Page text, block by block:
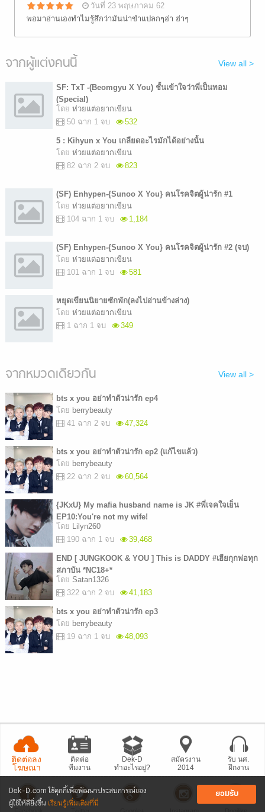
Dek-D.com ใช้คุกกี้เพื่อพัฒนาประสบการณ์ของ
ผู้ใช้ให้ดียิ่งขึ้น เรียนรู้เพิ่มเติมที่นี่
ยอมรับ
วันที่ 23 พฤษภาคม 62
พอมาอ่านเองทำไมรู้สึกว่ามันน่าขำแปลกๆอ่า ฮ่าๆ
จากผู้แต่งคนนี้ View all >
SF: TxT -(Beomgyu X You) ชั้นเข้าใจว่าพี่เป็นทอม
(Special)
โดย ห่วยแต่อยากเขียน
50 ฉาก 1 จบ
532
5 : Kihyun x You เกลียดอะไรมักได้อย่างนั้น
โดย ห่วยแต่อยากเขียน
82 ฉาก 2 จบ
823
(SF) Enhypen-{Sunoo X You} คนโรคจิตผู้น่ารัก #1
โดย ห่วยแต่อยากเขียน
104 ฉาก 1 จบ
1,184
(SF) Enhypen-{Sunoo X You} คนโรคจิตผู้น่ารัก #2 (จบ)
โดย ห่วยแต่อยากเขียน
101 ฉาก 1 จบ
581
หยุดเขียนนิยายซักพัก(ลงไปอ่านข้างล่าง)
โดย ห่วยแต่อยากเขียน
1 ฉาก 1 จบ
349
จากหมวดเดียวกัน View all >
bts x you อย่าทำตัวน่ารัก ep4
โดย berrybeauty
41 ฉาก 2 จบ
47,324
bts x you อย่าทำตัวน่ารัก ep2 (แก้ไขแล้ว)
โดย berrybeauty
22 ฉาก 2 จบ
60,564
{JKxU} My mafia husband name is JK #พี่เจคใจเย็น
EP10:You're not my wife!
โดย
Lilyn260
190 ฉาก 1 จบ
39,468
END [ JUNGKOOK & YOU ] This is DADDY #เฮียกุกพ่อทุก
สภาบัน *NC18+*
โดย Satan1326
322 ฉาก 2 จบ
41,183
bts x you อย่าทำตัวน่ารัก ep3
โดย berrybeauty
19 ฉาก 1 จบ
48,093
ติดต่อลง
โฆษณา
ติดต่อ
ทีมงาน
Dek-D
ทำอะไรอยู่?
สมัครงาน
2014
รับ นศ.
ฝึกงาน